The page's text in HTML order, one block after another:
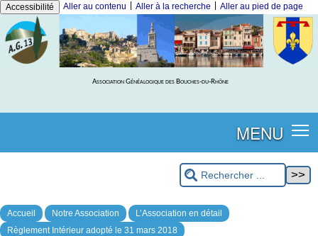
Accessibilité Aller au contenu Aller à la recherche Aller au pied de page
Association Généalogique des Bouches-du-Rhône
MENU
Accueil Notre Association
L’Association en détail
Règlement Intérieur adopté le 31 mars 2018